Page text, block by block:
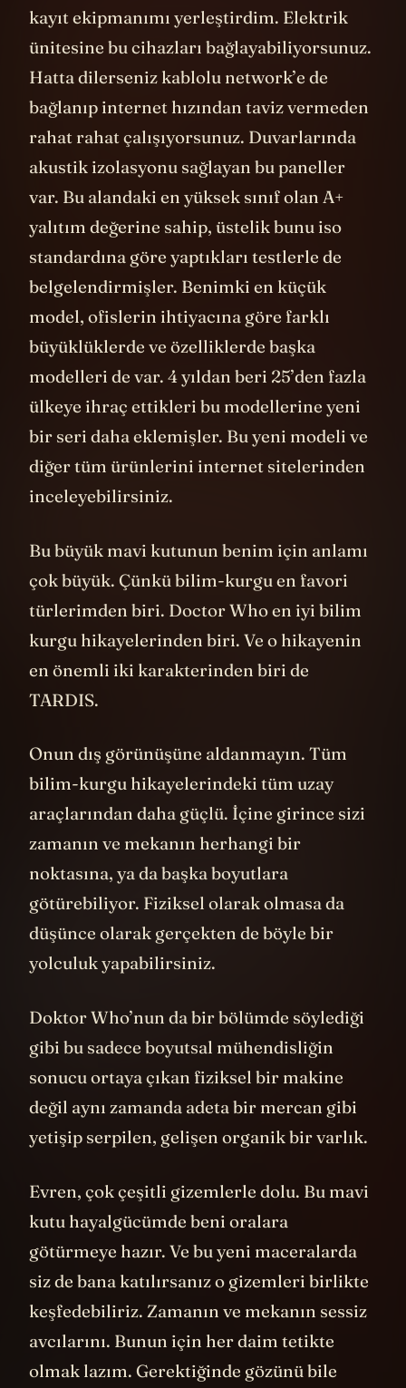
kayıt ekipmanımı yerleştirdim. Elektrik
ünitesine bu cihazları bağlayabiliyorsunuz.
Hatta dilerseniz kablolu network’e de
bağlanıp internet hızından taviz vermeden
rahat rahat çalışıyorsunuz. Duvarlarında
akustik izolasyonu sağlayan bu paneller
var. Bu alandaki en yüksek sınıf olan A+
yalıtım değerine sahip, üstelik bunu iso
standardına göre yaptıkları testlerle de
belgelendirmişler. Benimki en küçük
model, ofislerin ihtiyacına göre farklı
büyüklüklerde ve özelliklerde başka
modelleri de var. 4 yıldan beri 25’den fazla
ülkeye ihraç ettikleri bu modellerine yeni
bir seri daha eklemişler. Bu yeni modeli ve
diğer tüm ürünlerini internet sitelerinden
inceleyebilirsiniz.
Bu büyük mavi kutunun benim için anlamı
çok büyük. Çünkü bilim-kurgu en favori
türlerimden biri. Doctor Who en iyi bilim
kurgu hikayelerinden biri. Ve o hikayenin
en önemli iki karakterinden biri de
TARDIS.
Onun dış görünüşüne aldanmayın. Tüm
bilim-kurgu hikayelerindeki tüm uzay
araçlarından daha güçlü. İçine girince sizi
zamanın ve mekanın herhangi bir
noktasına, ya da başka boyutlara
götürebiliyor. Fiziksel olarak olmasa da
düşünce olarak gerçekten de böyle bir
yolculuk yapabilirsiniz.
Doktor Who’nun da bir bölümde söylediği
gibi bu sadece boyutsal mühendisliğin
sonucu ortaya çıkan fiziksel bir makine
değil aynı zamanda adeta bir mercan gibi
yetişip serpilen, gelişen organik bir varlık.
Evren, çok çeşitli gizemlerle dolu. Bu mavi
kutu hayalgücümde beni oralara
götürmeye hazır. Ve bu yeni maceralarda
siz de bana katılırsanız o gizemleri birlikte
keşfedebiliriz. Zamanın ve mekanın sessiz
avcılarını. Bunun için her daim tetikte
olmak lazım. Gerektiğinde gözünü bile